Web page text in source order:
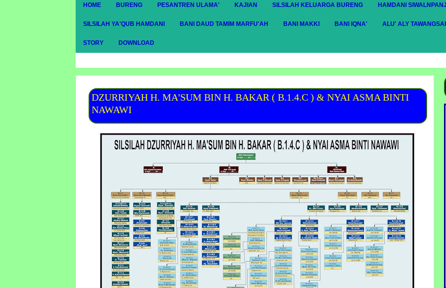
HOME BURENG PESANTREN ULAMA' KAJIAN SILSILAH KELUARGA BURENG HAMDANI SIWALNPANJI
SILSILAH YA'QUB HAMDANI BANI DAUD TAMIM MARFU'AH BANI MAKKI BANI IQNA' ALU' ALY
STORY DOWNLOAD
DZURRIYAH H. MA'SUM BIN H. BAKAR ( B.1.4.C ) & NYAI ASMA BINTI
NAWAWI